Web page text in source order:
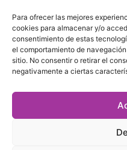
Para ofrecer las mejores
cookies para almacenar y/o
consentimiento de estas
el comportamiento de
sitio. No consentir o retirar el
negativamente a ciertas
SOBRE
En Marketin.es
información sobre el